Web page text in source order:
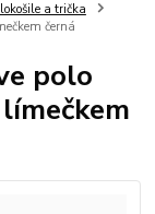
a trička
černá
polo